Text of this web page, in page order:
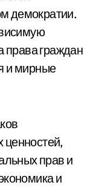
демократии.
права граждан
и мирные
ценностей,
прав и
и